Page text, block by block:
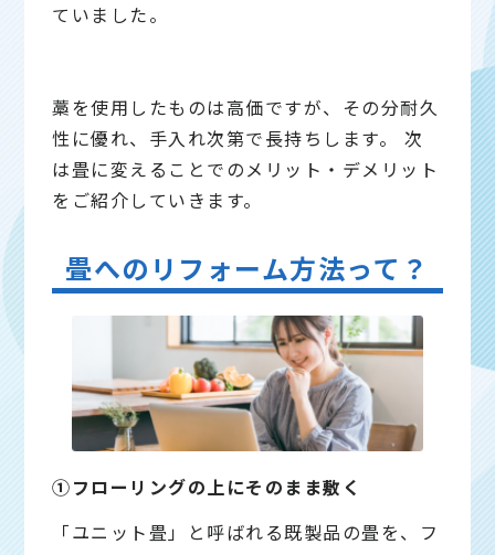
ていました。
藁を使用したものは高価ですが、その分耐久
性に優れ、手入れ次第で長持ちします。 次
は畳に変えることでのメリット・デメリット
をご紹介していきます。
畳へのリフォーム方法って？
①フローリングの上にそのまま敷く
「ユニット畳」と呼ばれる既製品の畳を、フ